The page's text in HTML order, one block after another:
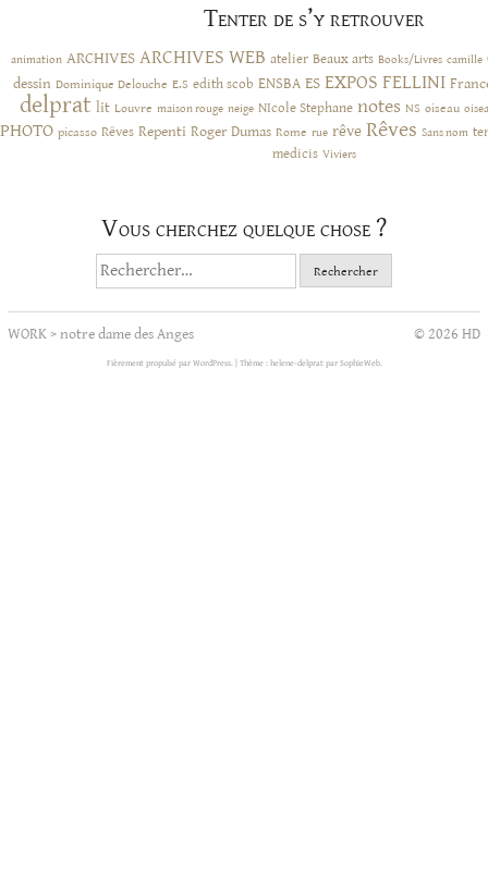
Tenter de s’y retrouver
animation ARCHIVES ARCHIVES WEB atelier Beaux arts Books/Livres camille
dessin Dominique Delouche E.S edith scob ENSBA ES EXPOS FELLINI
delprat lit Louvre maison rouge neige NIcole Stephane notes NS oiseau
PHOTO picasso Rêves Repenti Roger Dumas Rome rue rêve Rêves Sans nom
medicis Viviers
Vous cherchez quelque chose ?
Rechercher :
WORK>notre dame des Anges © 2026 HD
Fièrement propulsé par WordPress. Thème : helene-delprat par SophieWeb.